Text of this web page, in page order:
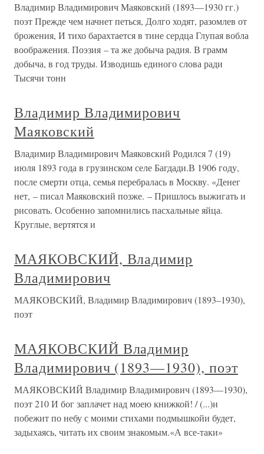
Владимир Владимирович Маяковский (1893—1930 гг.)
поэт Прежде чем начнет петься, Долго ходят, разомлев от
брожения, И тихо барахтается в тине сердца Глупая вобла
воображения. Поэзия – та же добыча радия. В грамм
добыча, в год труды. Изводишь единого слова ради
Тысячи тонн
Владимир Владимирович
Маяковский
Владимир Владимирович Маяковский Родился 7 (19)
июля 1893 года в грузинском селе Багдади.В 1906 году,
после смерти отца, семья перебралась в Москву. «Денег
нет, – писал Маяковский позже. – Пришлось выжигать и
рисовать. Особенно запомнились пасхальные яйца.
Круглые, вертятся и
МАЯКОВСКИЙ, Владимир
Владимирович
МАЯКОВСКИЙ, Владимир Владимирович (1893–1930),
поэт
МАЯКОВСКИЙ Владимир
Владимирович (1893—1930), поэт
МАЯКОВСКИЙ Владимир Владимирович (1893—1930),
поэт 210 И бог заплачет над моею книжкой! / (...)и
побежит по небу с моими стихами подмышкойи будет,
задыхаясь, читать их своим знакомым.«А все-таки»